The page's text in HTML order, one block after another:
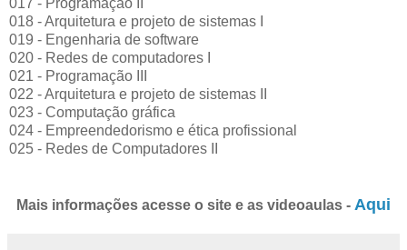
018 - Arquitetura e projeto de sistemas I
019 - Engenharia de software
020 - Redes de computadores I
021 - Programação III
022 - Arquitetura e projeto de sistemas II
023 - Computação gráfica
024 - Empreendedorismo e ética profissional
025 - Redes de Computadores II
Mais informações acesse o site e as videoaulas - Aqui